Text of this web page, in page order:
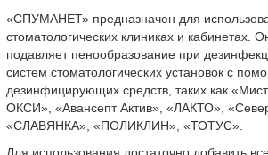
«СПУМАНЕТ» предназначен для
стоматологических клиниках и кабинетах.
подавляет пенообразование при
систем стоматологических установок с
дезинфицирующих средств, таких как
ОКСИ», «Авансепт Актив», «ЛАКТО»,
«СЛАВЯНКА», «ПОЛИКЛИН», «ТОТУС».
Для использования достаточно добавить